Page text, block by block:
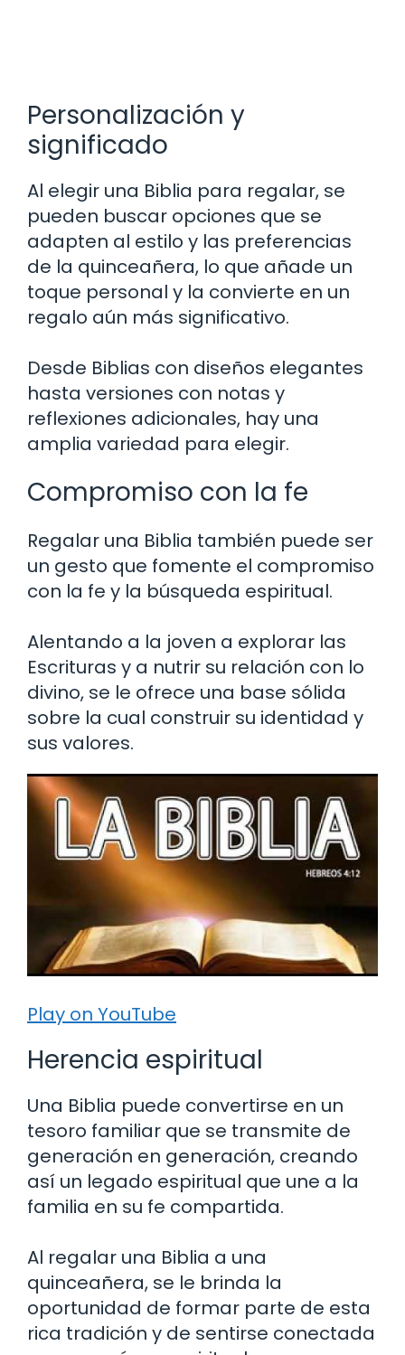
Personalización y
significado
Al elegir una Biblia para regalar, se
pueden buscar opciones que se
adapten al estilo y las preferencias
de la quinceañera, lo que añade un
toque personal y la convierte en un
regalo aún más significativo.
Desde Biblias con diseños elegantes
hasta versiones con notas y
reflexiones adicionales, hay una
amplia variedad para elegir.
Compromiso con la fe
Regalar una Biblia también puede ser
un gesto que fomente el compromiso
con la fe y la búsqueda espiritual.
Alentando a la joven a explorar las
Escrituras y a nutrir su relación con lo
divino, se le ofrece una base sólida
sobre la cual construir su identidad y
sus valores.
Play on YouTube
Herencia espiritual
Una Biblia puede convertirse en un
tesoro familiar que se transmite de
generación en generación, creando
así un legado espiritual que une a la
familia en su fe compartida.
Al regalar una Biblia a una
quinceañera, se le brinda la
oportunidad de formar parte de esta
rica tradición y de sentirse conectada